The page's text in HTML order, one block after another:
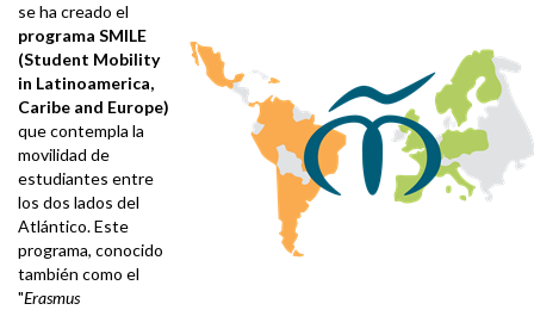
se ha creado el
programa SMILE
(Student Mobility
in Latinoamerica,
Caribe and Europe)
que contempla la
movilidad de
estudiantes entre
los dos lados del
Atlántico. Este
programa, conocido
también como el
"Erasmus